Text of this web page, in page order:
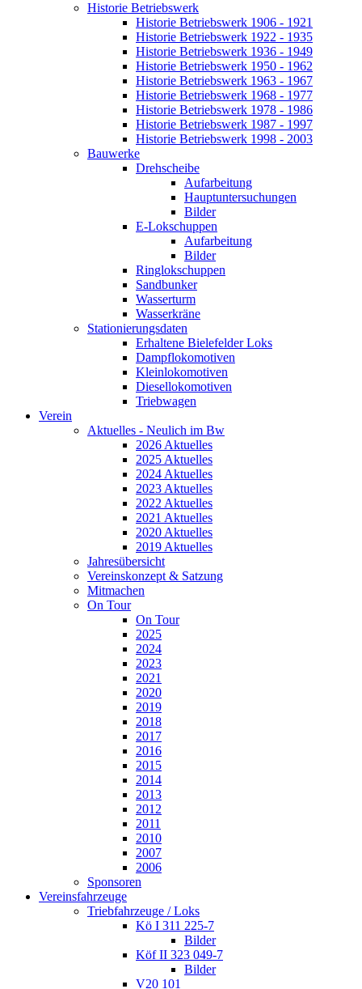
Historie Betriebswerk
Historie Betriebswerk 1906 - 1921
Historie Betriebswerk 1922 - 1935
Historie Betriebswerk 1936 - 1949
Historie Betriebswerk 1950 - 1962
Historie Betriebswerk 1963 - 1967
Historie Betriebswerk 1968 - 1977
Historie Betriebswerk 1978 - 1986
Historie Betriebswerk 1987 - 1997
Historie Betriebswerk 1998 - 2003
Bauwerke
Drehscheibe
Aufarbeitung
Hauptuntersuchungen
Bilder
E-Lokschuppen
Aufarbeitung
Bilder
Ringlokschuppen
Sandbunker
Wasserturm
Wasserkräne
Stationierungsdaten
Erhaltene Bielefelder Loks
Dampflokomotiven
Kleinlokomotiven
Diesellokomotiven
Triebwagen
Verein
Aktuelles - Neulich im Bw
2026 Aktuelles
2025 Aktuelles
2024 Aktuelles
2023 Aktuelles
2022 Aktuelles
2021 Aktuelles
2020 Aktuelles
2019 Aktuelles
Jahresübersicht
Vereinskonzept & Satzung
Mitmachen
On Tour
On Tour
2025
2024
2023
2021
2020
2019
2018
2017
2016
2015
2014
2013
2012
2011
2010
2007
2006
Sponsoren
Vereinsfahrzeuge
Triebfahrzeuge / Loks
Kö I 311 225-7
Bilder
Köf II 323 049-7
Bilder
V20 101